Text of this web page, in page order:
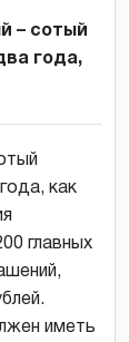
– сотый
года,
как
главных
иметь